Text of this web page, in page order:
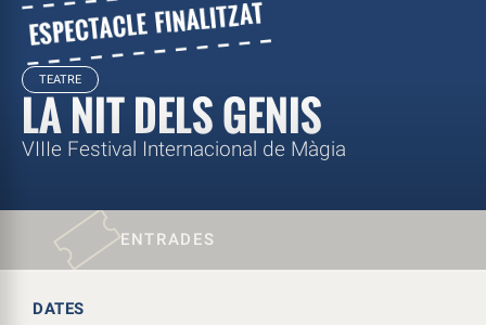
TEATRE
LA NIT DELS GENIS
VIIIe Festival Internacional de Màgia
ENTRADES
DATES